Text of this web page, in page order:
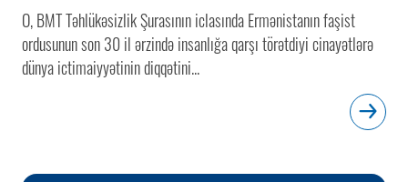
O, BMT Təhlükəsizlik Şurasının iclasında Ermənistanın faşist
ordusunun son 30 il ərzində insanlığa qarşı törətdiyi cinayətlərə
dünya ictimaiyyətinin diqqətini...